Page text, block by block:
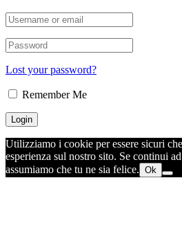
Lost your password?
Remember Me
Utilizziamo i cookie per essere sicuri
esperienza sul nostro sito. Se continui
assumiamo che tu ne sia felice. Ok